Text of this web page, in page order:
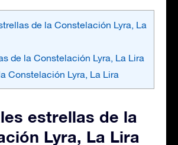
de la Constelación Lyra, La
de la Constelación Lyra, La Lira
Constelación Lyra, La Lira
estrellas de la
Lyra, La Lira